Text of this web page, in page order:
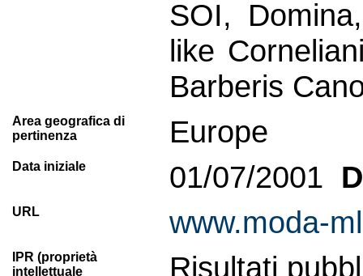
SOI,
like
Barberis
Area geografica di
pertinenza
Europe
Data iniziale 01/07/2001
URL www.moda-
IPR (proprietà
intellettuale
Risultati